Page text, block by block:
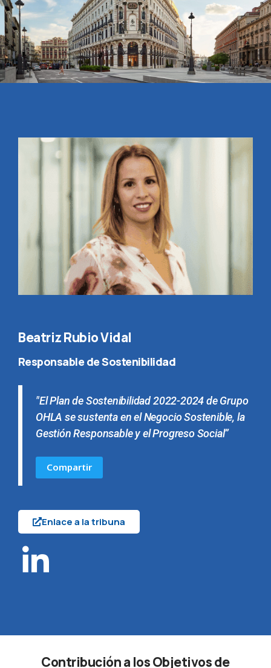
Beatriz Rubio Vidal
Responsable de Sostenibilidad
"El Plan de Sostenibilidad 2022-2024 de Grupo
OHLA se sustenta en el Negocio Sostenible, la
Gestión Responsable y el Progreso Social”
Compartir
Enlace a la tribuna
Contribución a los Objetivos de